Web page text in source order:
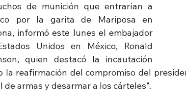
de munición que entrarían a
por la garita de Mariposa en
informó este lunes el embajador
Unidos en México, Ronald
quien destacó la incautación
la reafirmación del compromiso del
de armas y desarmar a los cárteles".